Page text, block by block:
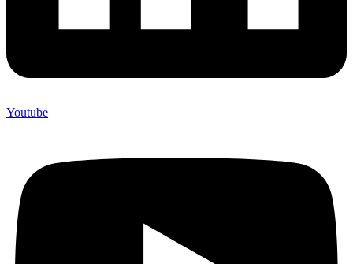
Youtube